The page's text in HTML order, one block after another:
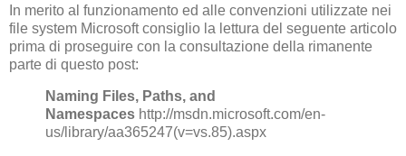
In merito al funzionamento ed alle convenzioni utilizzate nei
file system Microsoft consiglio la lettura del seguente articolo
prima di proseguire con la consultazione della rimanente
parte di questo post:
Naming Files, Paths, and
Namespaces http://msdn.microsoft.com/en-
us/library/aa365247(v=vs.85).aspx